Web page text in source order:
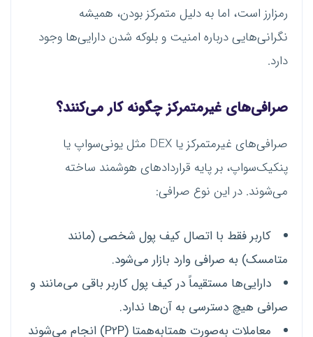
رمزارز است، اما به دلیل متمرکز بودن، همیشه
نگرانی‌هایی درباره امنیت و بلوکه شدن دارایی‌ها وجود
دارد.
صرافی‌های غیرمتمرکز چگونه کار می‌کنند؟
صرافی‌های غیرمتمرکز یا DEX مثل یونی‌سواپ یا
پنکیک‌سواپ، بر پایه قراردادهای هوشمند ساخته
می‌شوند. در این نوع صرافی:
کاربر فقط با اتصال کیف پول شخصی (مانند
متامسک) به صرافی وارد بازار می‌شود.
دارایی‌ها مستقیماً در کیف پول کاربر باقی می‌مانند و
صرافی هیچ دسترسی به آن‌ها ندارد.
معاملات به‌صورت همتابه‌همتا (P2P) انجام می‌شوند